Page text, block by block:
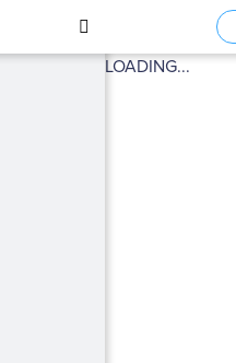
LOADING...